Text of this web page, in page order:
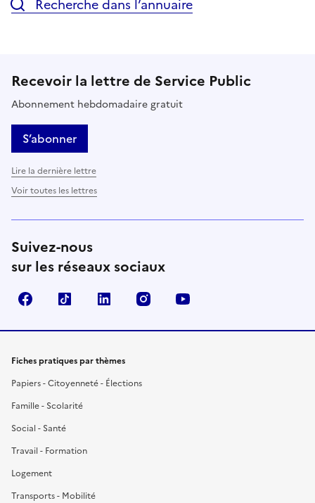
Recherche dans l’annuaire
Recevoir la lettre de Service Public
Abonnement hebdomadaire gratuit
S’abonner
Lire la dernière lettre
Voir toutes les lettres
Suivez-nous
sur les réseaux sociaux
FacebookTikTok LinkedIn Instagram
Fiches pratiques par thèmes
Papiers - Citoyenneté - Élections
Famille - Scolarité
Social - Santé
Travail - Formation
Logement
Transports - Mobilité